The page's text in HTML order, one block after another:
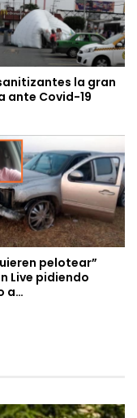
la gran
ante Covid-19
pelotear”
Live pidiendo
a…